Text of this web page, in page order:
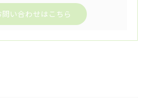
問い合わせはこちら